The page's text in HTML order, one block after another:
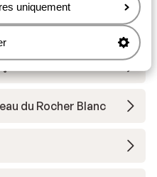
uniquement
Neva
du Rocher Blanc